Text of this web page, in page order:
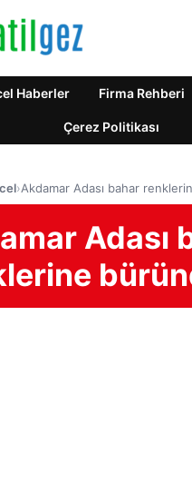
Haberler Firma Rehberi
Çerez Politikası
›Akdamar Adası bahar
Adası